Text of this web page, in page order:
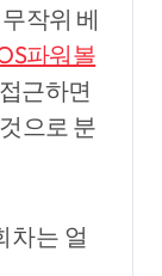
작위 베
파워볼
근하면
으로 분
차는 얼